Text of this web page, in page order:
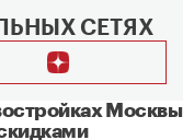
СЕТЯХ
Москвы